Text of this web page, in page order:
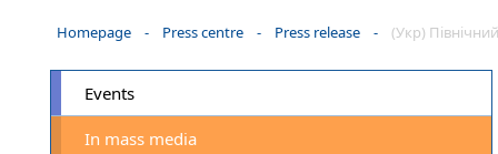
Homepage - Press centre - Press release - (Укр)
Events
In mass media